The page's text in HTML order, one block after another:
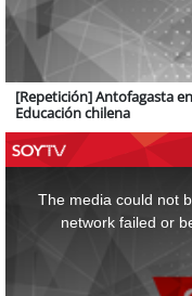
[Repetición] Antofagasta
Educación chilena
The media could not
network failed or